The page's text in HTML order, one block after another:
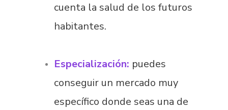
cuenta la salud de los futuros
habitantes.
Especialización: puedes
conseguir un mercado muy
específico donde seas una de